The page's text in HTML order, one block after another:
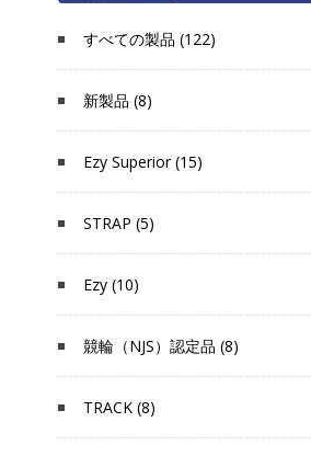
すべての製品 (122)
新製品 (8)
Ezy Superior (15)
STRAP (5)
Ezy (10)
競輪（NJS）認定品 (8)
TRACK (8)